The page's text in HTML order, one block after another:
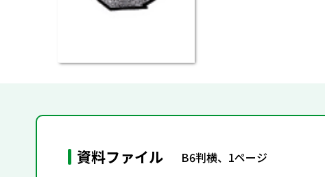
資料ファイル B6判横、1ページ